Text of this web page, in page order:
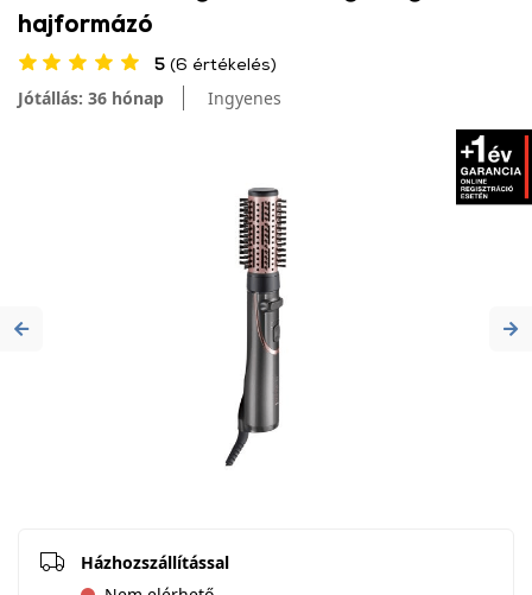
hajformázó
5 (6 értékelés)
Jótállás: 36 hónap Ingyenes
Previous
Házhozszállítással